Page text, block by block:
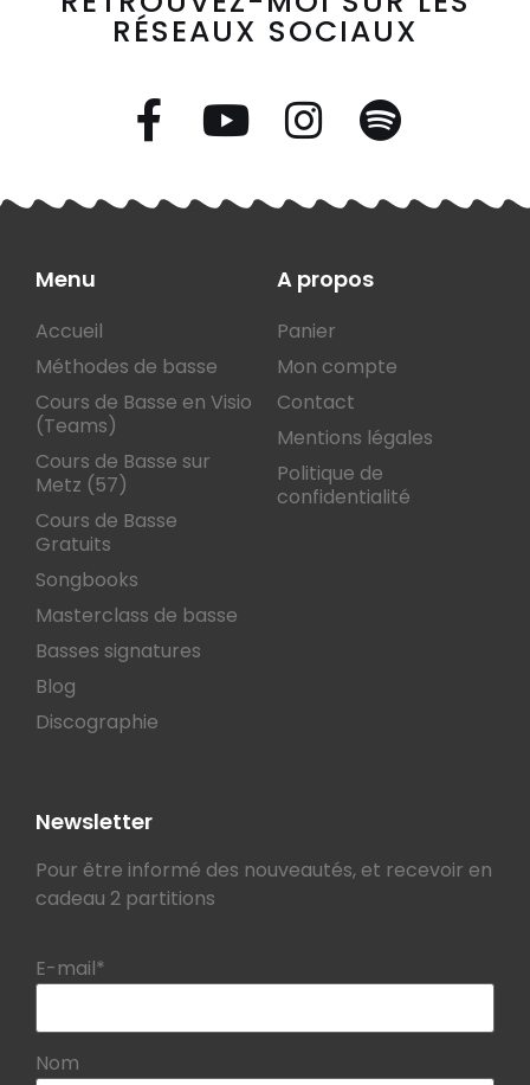
RÉSEAUX SOCIAUX
Menu
Accueil
Méthodes de basse
Cours de Basse en Visio
(Teams)
Cours de Basse sur
Metz (57)
Cours de Basse
Gratuits
Songbooks
Masterclass de basse
Basses signatures
Blog
Discographie
A propos
Panier
Mon compte
Contact
Mentions légales
Politique de
confidentialité
Newsletter
Pour être informé des nouveautés, et recevoir en
cadeau 2 partitions
E-mail*
Nom